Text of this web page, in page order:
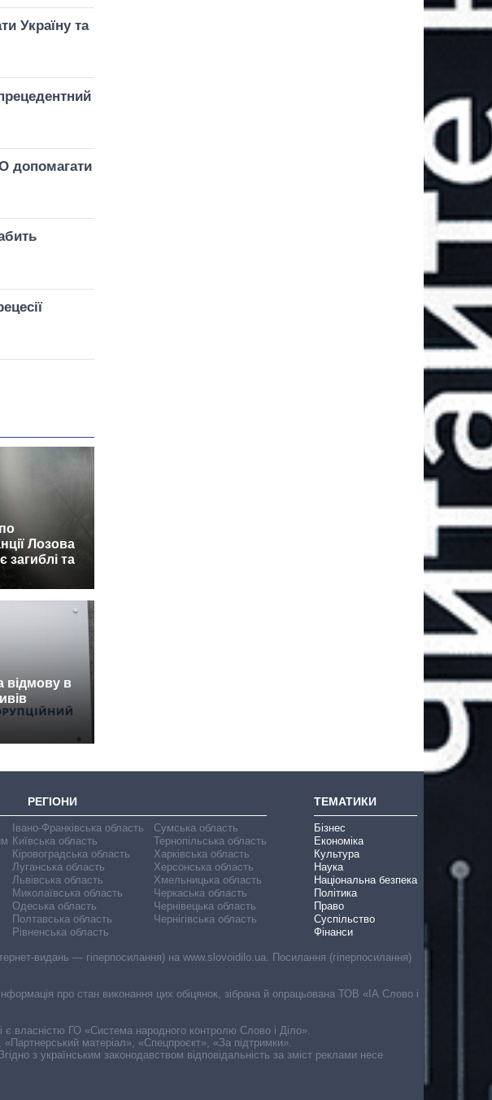
Україну та
допомагати
Лозова
загиблі та
відмову в
РЕГІОНИ
Івано-Франківська область
Київська область
Кіровоградська область
Луганська область
Львівська область
Миколаївська область
Одеська область
Полтавська область
Рівненська область
Сумська область
Тернопільська область
Харківська область
Херсонська область
Хмельницька область
Черкаська область
Чернівецька область
Чернігівська область
ТЕМАТИКИ
Бізнес
Економіка
Культура
Наука
Національна безпека
Політика
Право
Суспільство
Фінанси
видань — гіперпосилання) на www.slovoidilo.ua. Посилання (гіперпосилання)
про стан виконання цих обіцянок, зібрана й опрацьована ТОВ «ІА Слово і
є власністю ГО «Система народного контролю Слово і Діло».
матеріал», «Спецпроєкт», «За підтримки».
з українським законодавством відповідальність за зміст реклами несе